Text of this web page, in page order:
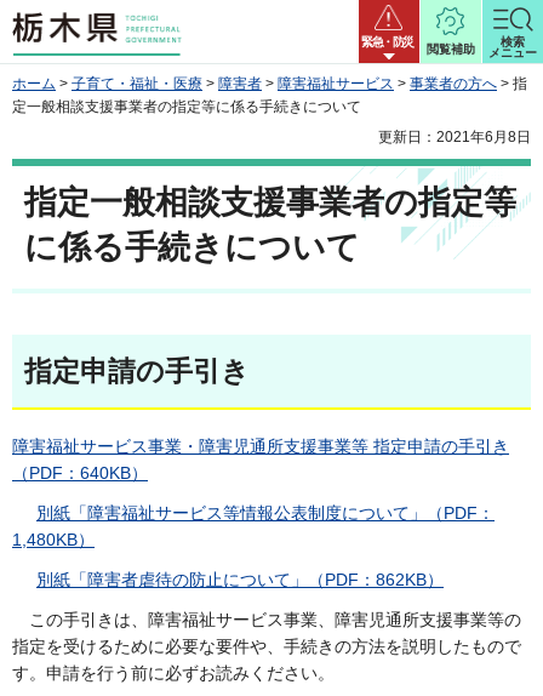
栃木県 緊急・防災
閲覧補助
検索
メニュー
ホーム > 子育て・福祉・医療 > 障害者 > 障害福祉サービス > 事業者の方へ > 指
定一般相談支援事業者の指定等に係る手続きについて
更新日：2021年6月8日
指定一般相談支援事業者の指定等
に係る手続きについて
指定申請の手引き
障害福祉サービス事業・障害児通所支援事業等 指定申請の手引き
（PDF：640KB）
別紙「障害福祉サービス等情報公表制度について」（PDF：
1,480KB）
別紙「障害者虐待の防止について」（PDF：862KB）
この手引きは、障害福祉サービス事業、障害児通所支援事業等の
指定を受けるために必要な要件や、手続きの方法を説明したもので
す。申請を行う前に必ずお読みください。